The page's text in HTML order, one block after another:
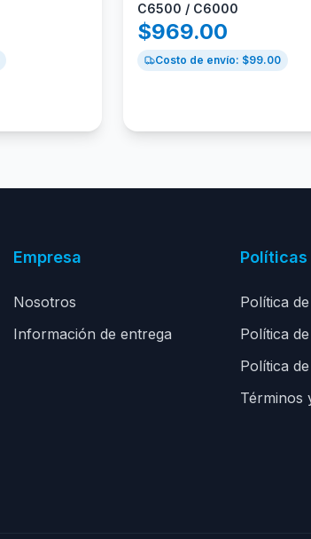
C6500 / C6000
$969.00
Costo de envío: $99.00
Empresa
Nosotros
Información de entrega
Políticas
Política
Política
Política
Términos